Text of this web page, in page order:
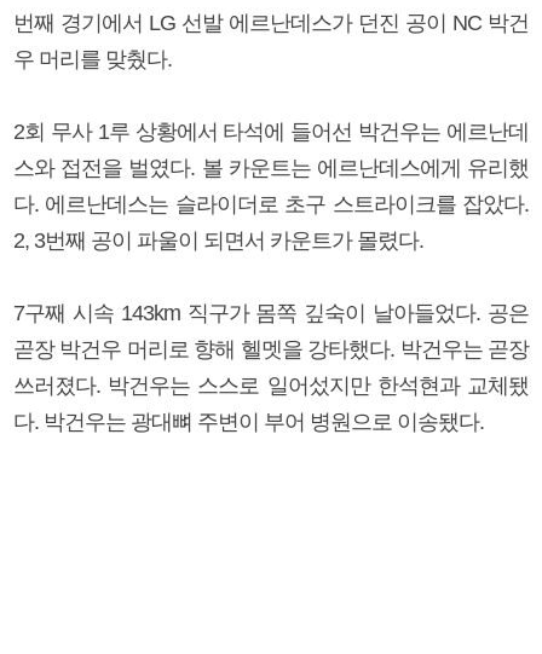
번째 경기에서 LG 선발 에르난데스가 던진 공이 NC 박건
우 머리를 맞췄다.
2회 무사 1루 상황에서 타석에 들어선 박건우는 에르난데
스와 접전을 벌였다. 볼 카운트는 에르난데스에게 유리했
다. 에르난데스는 슬라이더로 초구 스트라이크를 잡았다.
2, 3번째 공이 파울이 되면서 카운트가 몰렸다.
7구째 시속 143km 직구가 몸쪽 깊숙이 날아들었다. 공은
곧장 박건우 머리로 향해 헬멧을 강타했다. 박건우는 곧장
쓰러졌다. 박건우는 스스로 일어섰지만 한석현과 교체됐
다. 박건우는 광대뼈 주변이 부어 병원으로 이송됐다.